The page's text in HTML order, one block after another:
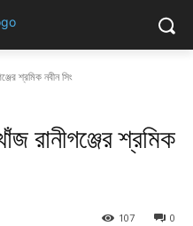
শ্রমিক নবীন সিং
রানীগঞ্জের শ্রমিক
0
107